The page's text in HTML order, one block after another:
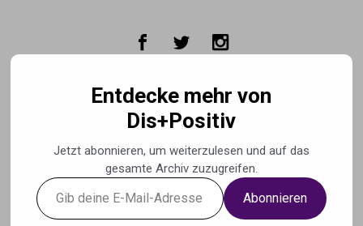
Entdecke mehr von
Dis+Positiv
Jetzt abonnieren, um weiterzulesen und auf das
gesamte Archiv zuzugreifen.
Gib
deine
Abonnieren